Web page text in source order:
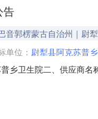
告
音郭楞蒙古自治州｜尉
单位： 尉犁县阿克苏普
乡卫生院二、供应商
本概况：七、其它事